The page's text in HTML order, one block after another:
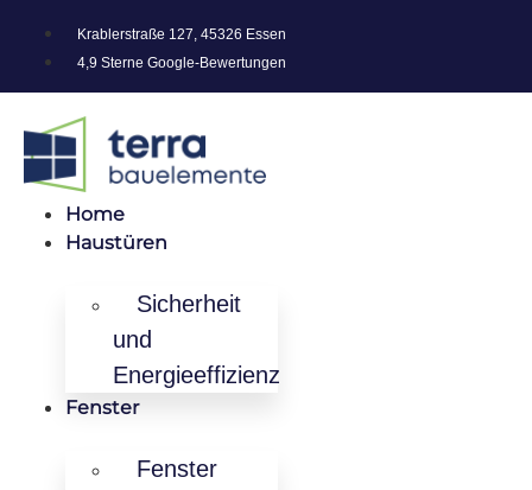
Krablerstraße 127, 45326 Essen
4,9 Sterne Google-Bewertungen
Home
Haustüren
Sicherheit
und
Energieeffizienz
Fenster
Fenster